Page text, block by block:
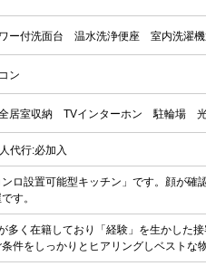
ー付洗面台 温水洗浄便座 室内洗濯
ン
居室収納 TVインターホン 駐輪場
代行:必加入
ロ設置可能型キッチン」です。顔が確
す。
多く在籍しており「経験」を生かした
件をしっかりとヒアリングしベストな